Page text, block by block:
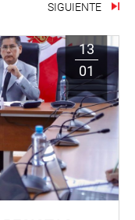
SIGUIENTE
13
01